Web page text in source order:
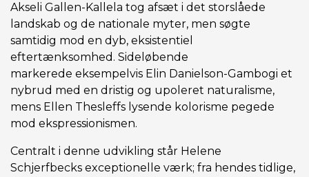
Akseli Gallen-Kallela tog afsæt i det storslåede
landskab og de nationale myter, men søgte
samtidig mod en dyb, eksistentiel
eftertænksomhed. Sideløbende
markerede eksempelvis Elin Danielson-Gambogi et
nybrud med en dristig og upoleret naturalisme,
mens Ellen Thesleffs lysende kolorisme pegede
mod ekspressionismen.
Centralt i denne udvikling står Helene
Schjerfbecks exceptionelle værk; fra hendes tidlige,